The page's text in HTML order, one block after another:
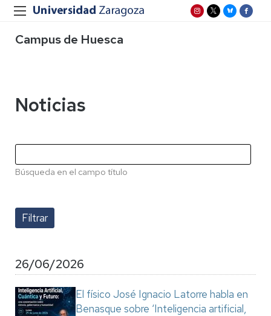
Campus de Huesca
Noticias
Búsqueda en el campo título
26/06/2026
El físico José Ignacio Latorre habla en
Benasque sobre ‘Inteligencia artificial,